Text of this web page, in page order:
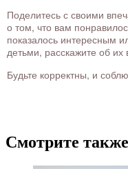
Поделитесь с своими
о том, что вам
показалось интересным
детьми, расскажите об их
Будьте корректны, и
Смотрите